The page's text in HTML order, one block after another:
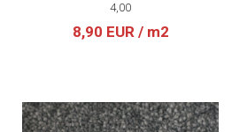
4,00
8,90 EUR / m2